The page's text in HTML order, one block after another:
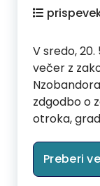
V sredo,
večer z
zdgodbo o
otroka,
Preberi